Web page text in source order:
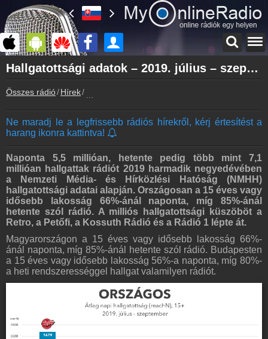
Főoldal
myonlineradio.hu
Bejelentkezés
Kapcsolat
Írj nekünk!
Partnerek
Rádiós partnerek
Rádió beágyazás
Ágyazd be weboldaladba
Online rádió készítés
Készítés lépésről lépésre
Hallgatottsági adatok – 2019. július – szeptember
Összes rádió Hírek
Ne maradj le a legfrissebb rádiós hírekről, kérj értesítést a
harang ikonra kattintva!
Naponta 5,5 millióan, hetente pedig több mint 7,1
millióan hallgattak rádiót 2019 harmadik negyedévében
a Nemzeti Média- és Hírközlési Hatóság (NMHH)
hallgatottsági adatai alapján. Országosan a 15 éves vagy
idősebb lakosság 66%-ánál naponta, míg 85%-ánál
hetente szól rádió. A milliós hallgatottsági küszöböt a
Retro, a Petőfi, a Kossuth Rádió és a Rádió 1 lépte át.
Magyarországon a 15 éves vagy idősebb lakosság 66%-
ánál naponta, míg 85%-ánál hetente szól rádió. Budapesten
a 15 éves vagy idősebb lakosság 56%-a naponta, míg 80%-
a heti rendszerességgel hallgat valamilyen rádiót.